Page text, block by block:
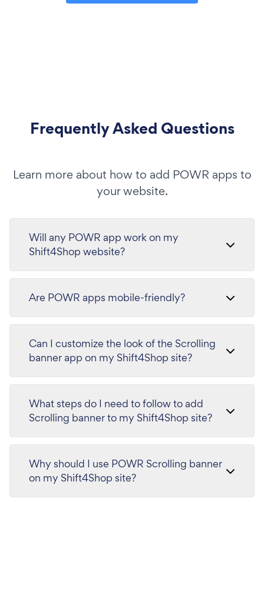
Frequently Asked Questions
Learn more about how to add POWR apps to
your website.
Will any POWR app work on my
Shift4Shop website?
Are POWR apps mobile-friendly?
Can I customize the look of the Scrolling
banner app on my Shift4Shop site?
What steps do I need to follow to add
Scrolling banner to my Shift4Shop site?
Why should I use POWR Scrolling banner
on my Shift4Shop site?